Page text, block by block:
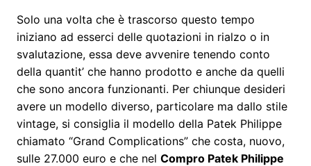
Solo una volta che è trascorso questo tempo
iniziano ad esserci delle quotazioni in rialzo o in
svalutazione, essa deve avvenire tenendo conto
della quantit’ che hanno prodotto e anche da quelli
che sono ancora funzionanti. Per chiunque desideri
avere un modello diverso, particolare ma dallo stile
vintage, si consiglia il modello della Patek Philippe
chiamato “Grand Complications” che costa, nuovo,
sulle 27.000 euro e che nel Compro Patek Philippe